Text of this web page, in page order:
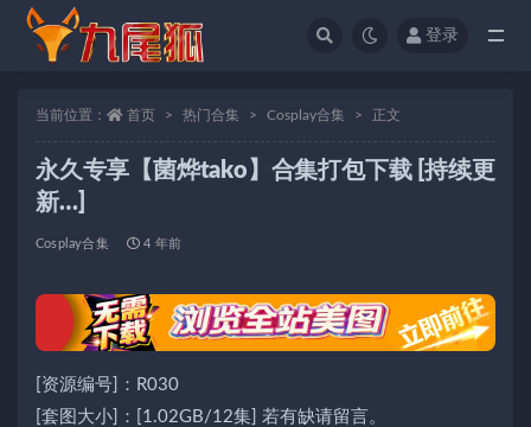
登录
当前位置： 首页 热门合集 Cosplay合集 正文
永久专享【菌烨tako】合集打包下载 [持续更
新…]
Cosplay合集 4 年前
[资源编号]：R030
[套图大小]：[1.02GB/12集] 若有缺请留言。
全部